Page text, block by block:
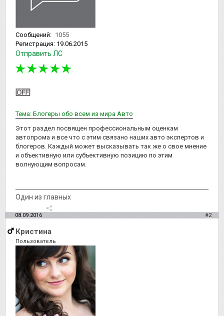
Сообщений: 1055
Регистрация: 19.06.2015
Отправить ЛС
Тема: Блогеры обо всем из мира Авто
Этот раздел посвящен профессиональным оценкам
автопрома и все что с этим связано наших авто экспертов и
блогеров. Каждый может высказывать так же о свое мнение
и объективную или субъективную позицию по этим
волнующим вопросам.
Один из главных
08.09.2016 #2
Кристина
Пользователь